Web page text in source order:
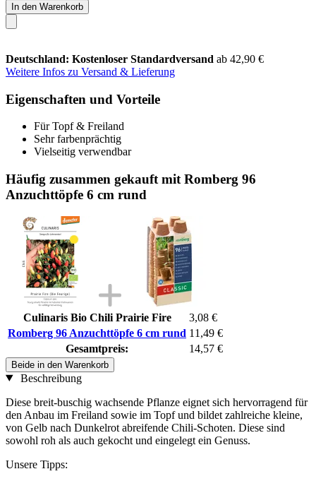
In den Warenkorb
Deutschland: Kostenloser Standardversand ab 42,90 €
Weitere Infos zu Versand & Lieferung
Eigenschaften und Vorteile
Für Topf & Freiland
Sehr farbenprächtig
Vielseitig verwendbar
Häufig zusammen gekauft mit Romberg 96
Anzuchttöpfe 6 cm rund
Culinaris Bio Chili Prairie Fire
3,08 €
Romberg 96 Anzuchttöpfe 6 cm rund 11,49 €
Gesamtpreis:
14,57 €
Beide in den Warenkorb
Beschreibung
Diese breit-buschig wachsende Pflanze eignet sich hervorragend für
den Anbau im Freiland sowie im Topf und bildet zahlreiche kleine,
von Gelb nach Dunkelrot abreifende Chili-Schoten. Diese sind
sowohl roh als auch gekocht und eingelegt ein Genuss.
Unsere Tipps: